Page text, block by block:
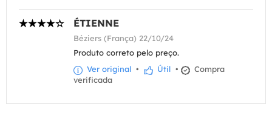
ÉTIENNE
Béziers (França) 22/10/24
Produto correto pelo preço.
Ver original • Útil •
Compra
verificada